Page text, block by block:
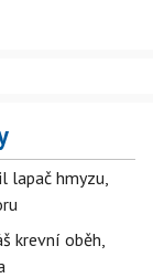
lapač hmyzu,
krevní oběh,